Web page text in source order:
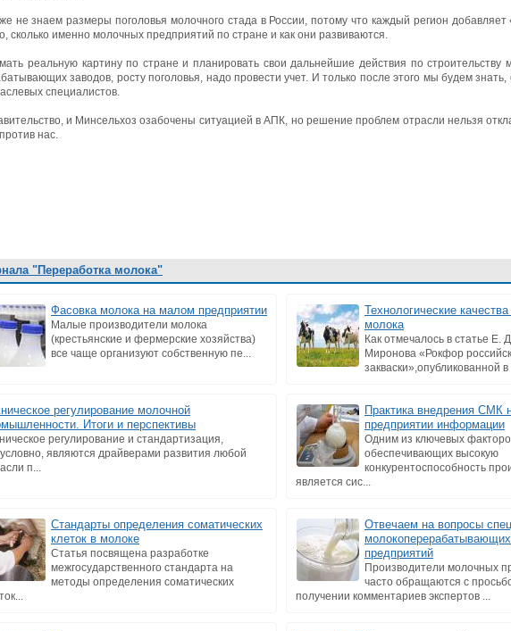
не знаем размеры поголовья молочного стада в России, потому что каждый регион
сколько именно молочных предприятий по стране и как они развиваются.
реальную картину по стране и планировать свои дальнейшие действия по строительству
заводов, росту поголовья, надо провести учет. И только после этого мы будем знать,
специалистов.
и Минсельхоз озабочены ситуацией в АПК, но решение проблем отрасли нельзя
нас.
"Переработка молока"
Фасовка молока на малом предприятии
Малые производители молока
(крестьянские и фермерские хозяйства)
все чаще организуют собственную пе...
Технологические качества
молока
Как отмечалось в статье Е.
Миронова «Рокфор
закваски»,опубликованной
регулирование молочной
Итоги и перспективы
регулирование и стандартизация,
являются драйверами развития любой
п...
Практика внедрения СМК
предприятии информации
Одним из ключевых
обеспечивающих высокую
конкурентоспособность
является сис...
Стандарты определения соматических
клеток в молоке
Статья посвящена разработке
межгосударственного стандарта на
методы определения соматических
Отвечаем на вопросы
молокоперерабатывающих
предприятий
Производители молочных
часто обращаются с
получении комментариев экспертов ...